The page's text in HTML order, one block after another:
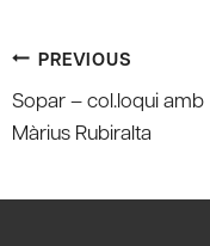
Post
navigation
PREVIOUS
Sopar – col.loqui amb
Màrius Rubiralta